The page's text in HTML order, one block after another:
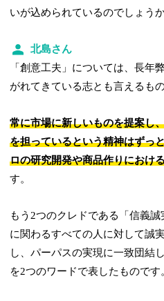
いが込められているのでしょう
北島さん
「創意工夫」については、長年
がれてきている志とも言えるもの
常に市場に新しいものを提案し
を担っているという精神はずっ
ロの研究開発や商品作りにおけ
す。
もう2つのクレドである「信義
に関わるすべての人に対して誠
し、パーパスの実現に一致団結
を2つのワードで表したものです